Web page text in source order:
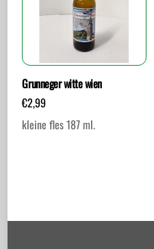
Grunneger witte wien
€2,99
kleine fles 187 ml.